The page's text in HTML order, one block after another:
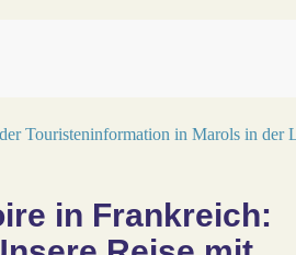
in Frankreich: